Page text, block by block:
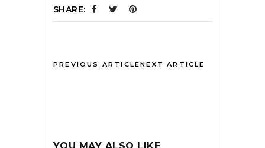
SHARE:
PREVIOUS ARTICLENEXT ARTICLE
YOU MAY ALSO LIKE